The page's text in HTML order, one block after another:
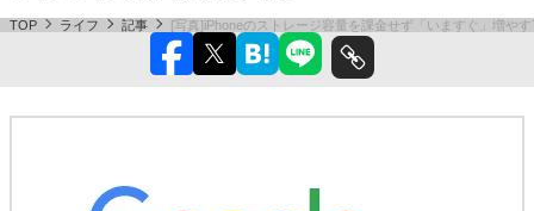
TOP ライフ 記事 [写真]iPhoneのストレージ容量を課金せず「いますぐ」増や